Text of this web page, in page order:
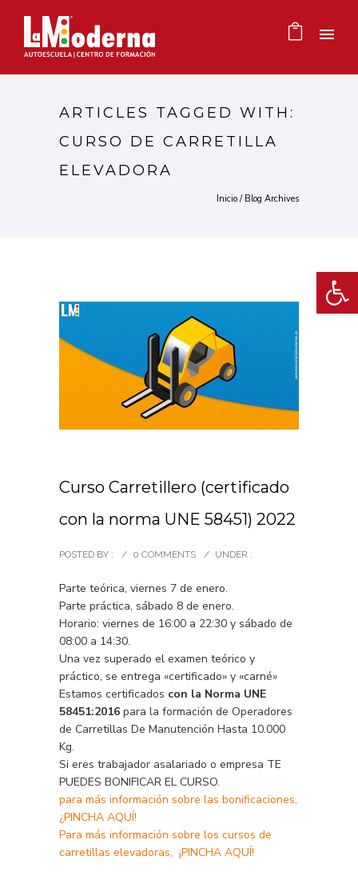
ARTICLES TAGGED WITH:
CURSO DE CARRETILLA
ELEVADORA
Inicio / Blog Archives
Curso Carretillero (certificado
con la norma UNE 58451) 2022
POSTED BY : / 0 COMMENTS / UNDER :
Parte teórica, viernes 7 de enero.
Parte práctica, sábado 8 de enero.
Horario: viernes de 16:00 a 22:30 y sábado de
08:00 a 14:30.
Una vez superado el examen teórico y
práctico, se entrega «certificado» y «carné»
Estamos certificados con la Norma UNE
58451:2016 para la formación de Operadores
de Carretillas De Manutención Hasta 10.000
Kg.
Si eres trabajador asalariado o empresa TE
PUEDES BONIFICAR EL CURSO.
para más información sobre las bonificaciones,
¿PINCHA AQUÍ!
Para más información sobre los cursos de
carretillas elevadoras, ¡PINCHA AQUÍ!